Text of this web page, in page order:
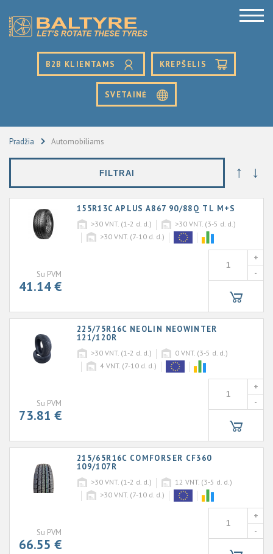
B2B KLIENTAMS KREPŠELIS
SVETAINĖ
Pradžia Automobiliams
FILTRAI ↑ ↓
155R13C APLUS A867 90/88Q TL M+S
>30 VNT. (1-2 d. d.) >30 VNT. (3-5 d. d.)
>30 VNT. (7-10 d. d.)
Su PVM
41.14 €
+
-
225/75R16C NEOLIN NEOWINTER
121/120R
>30 VNT. (1-2 d. d.) 0 VNT. (3-5 d. d.)
4 VNT. (7-10 d. d.)
Su PVM
73.81 €
+
-
215/65R16C COMFORSER CF360
109/107R
>30 VNT. (1-2 d. d.) 12 VNT. (3-5 d. d.)
>30 VNT. (7-10 d. d.)
Su PVM
66.55 €
+
-